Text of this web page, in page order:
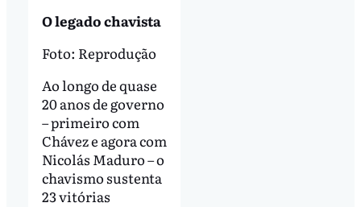
O legado chavista
Foto: Reprodução
Ao longo de quase
20 anos de governo
– primeiro com
Chávez e agora com
Nicolás Maduro – o
chavismo sustenta
23 vitórias